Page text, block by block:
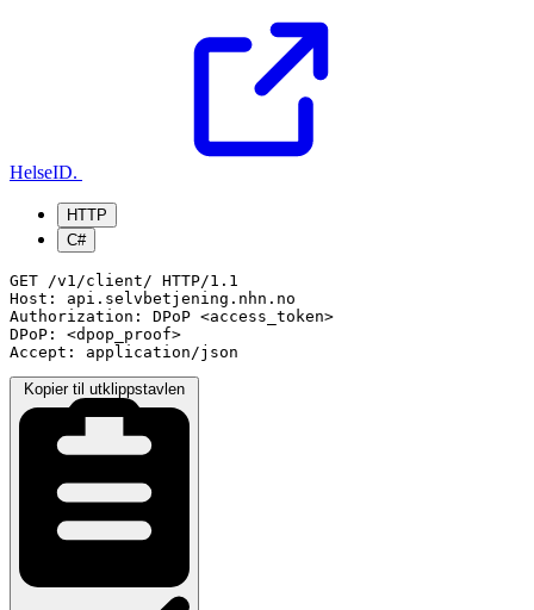
HelseID.
HTTP
C#
GET /v1/client/ HTTP/1.1
Host: api.selvbetjening.nhn.no
Authorization: DPoP <access_token>
DPoP: <dpop_proof>
Accept: application/json
Kopier til utklippstavlen